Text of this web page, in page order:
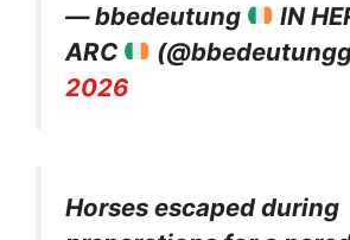
— bbedeutung
IN
ARC
2026
Horses escaped during